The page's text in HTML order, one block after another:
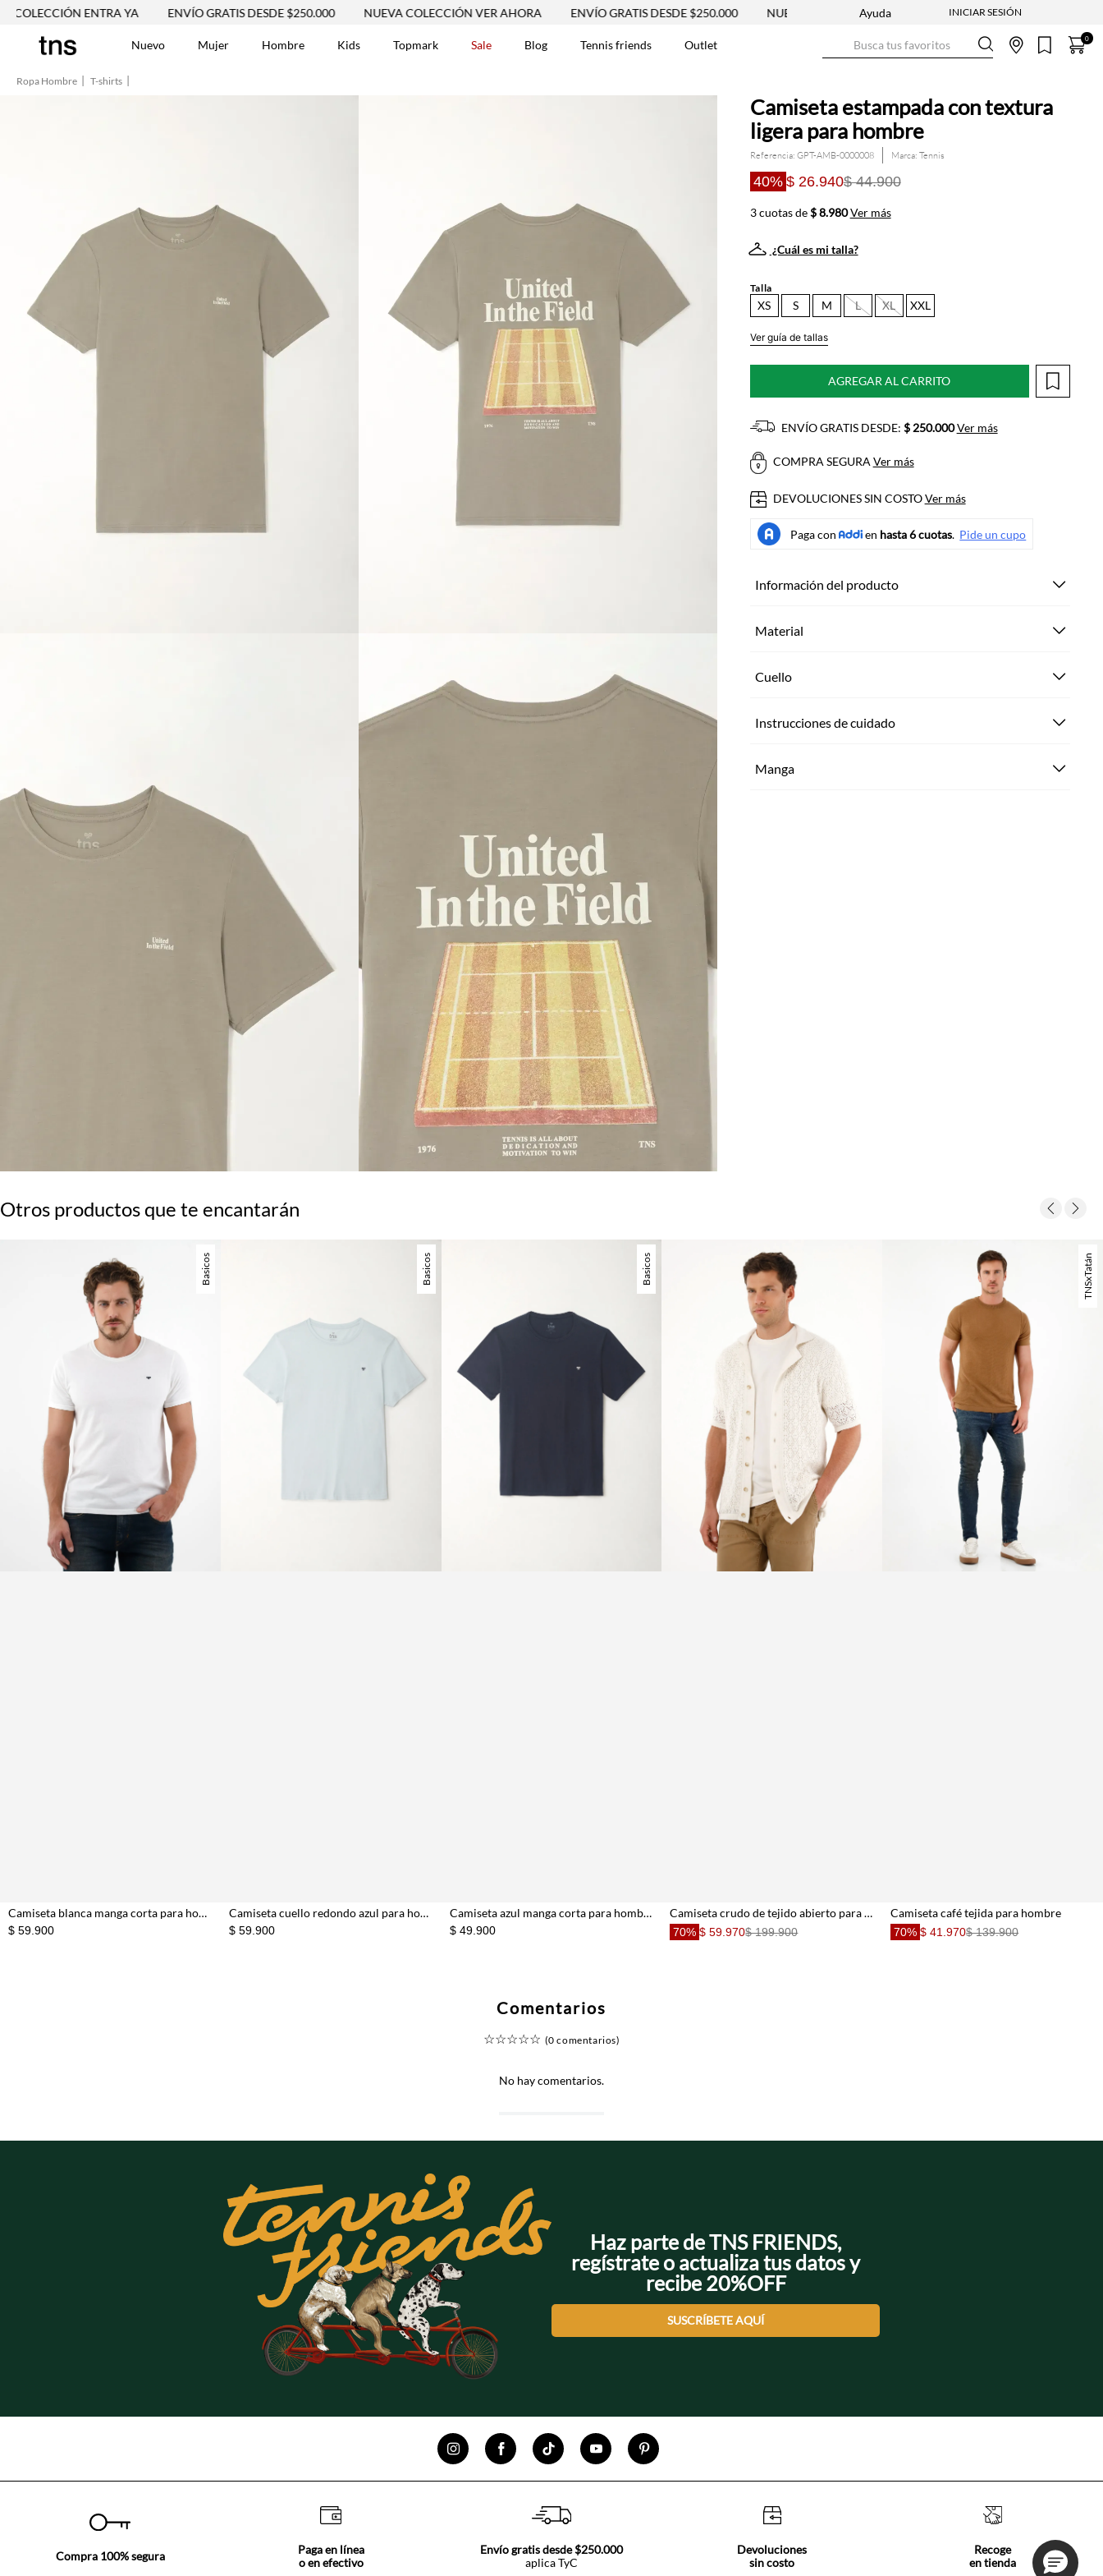
ENTRA YA ENVÍO GRATIS DESDE $250.000 NUEVA COLECCIÓN VER AHORA ENVÍO GRATIS DESDE $250.000 NUEVA COLECCIÓN ENTRA YA ENVÍO GRATIS DESDE $250.000
Ayuda
Nuevo Mujer Hombre Kids Topmark Sale Blog Tennis friends Outlet 0
Ropa Hombre T-shirts
Camiseta estampada con textura
ligera para hombre
Referencia: GPT-AMB-0000008 Tennis
40% $ 26.940$ 44.900
3 cuotas de$ 8.980 Ver más
¿Cuál es mi talla?
Talla
XS S M L XL XXL
Ver guía de tallas
AGREGAR AL CARRITO
ENVÍO GRATIS DESDE: $ 250.000 Ver más
COMPRA SEGURA Ver más
DEVOLUCIONES SIN COSTOVer más
Información del producto
Material
Cuello
Instrucciones de cuidado
Manga
Otros productos que te encantarán
Basicos
Camiseta blanca manga corta para hombre
$ 59.900
Basicos
Camiseta cuello redondo azul para hombre
$ 59.900
Basicos
Camiseta azul manga corta para hombre
$ 49.900
Camiseta crudo de tejido abierto para hombre
70% $ 59.970$ 199.900
TNSxTatán
Camiseta café tejida para hombre
70% $ 41.970$ 139.900
Comentarios
☆☆☆☆☆ (0 comentarios)
No hay comentarios.
Haz parte de TNS FRIENDS,
regístrate o actualiza tus datos y
recibe 20%OFF
SUSCRÍBETE AQUÍ
Compra 100% segura
Paga en línea
o en efectivo
Envío gratis desde $250.000
aplica TyC
Devoluciones
sin costo
Recoge
en tienda
Vestido
Chaqueta
Camisetas Mujer